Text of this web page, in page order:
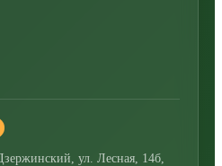
ул. Лесная, 14б,